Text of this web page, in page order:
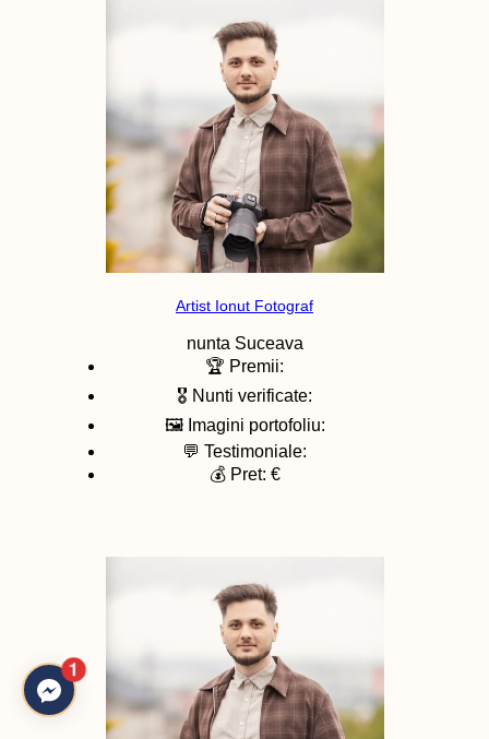
Artist Ionut Fotograf
nunta Suceava
🏆 Premii:
🎖️ Nunti verificate:
🖼️ Imagini portofoliu:
💬 Testimoniale:
💰 Pret: €